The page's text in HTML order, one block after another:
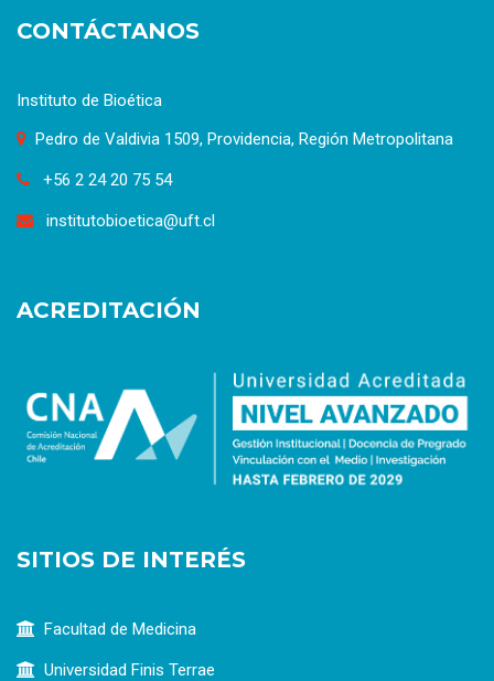
CONTÁCTANOS
Instituto de Bioética
Pedro de Valdivia 1509, Providencia, Región Metropolitana
+56 2 24 20 75 54
institutobioetica@uft.cl
ACREDITACIÓN
SITIOS DE INTERÉS
Facultad de Medicina
Universidad Finis Terrae